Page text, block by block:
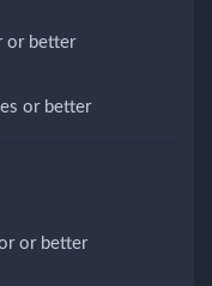
or better
or better
or better